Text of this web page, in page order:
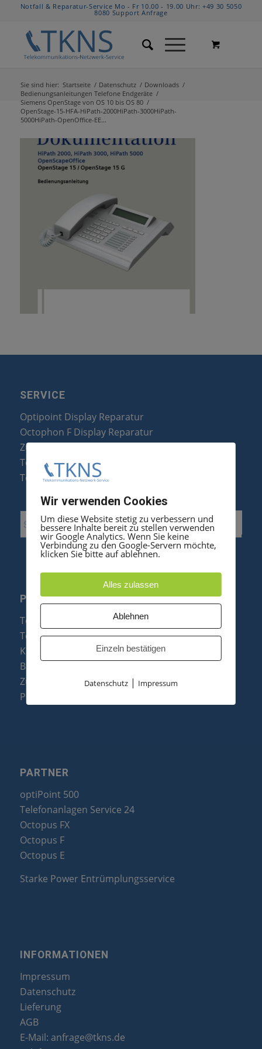
Notfall & Reparatur-Service Mo - Fr 10.00 - 19.00 Uhr:+49 30 5050
8080 Support Anfrage
Sie sind hier: Startseite / Datenschutz / Downloads /
Bedienungsanleitungen Telefone Endgeräte /
Siemens OpenStage von OS 10 bis OS 80 /
OpenStage-15-HFA-HiPath-2000HiPath-3000HiPath-
5000HiPath-OpenOffice-EE...
SERVICE
Optipoint Display Reparatur
Octophon F Display Reparatur
Zubehör & Ersatzteile
Telefonanlagen Optimierung
Telefonanlagen Erweiterung
PRODUKTE
Telefonanlagen
Telefone
Konftel Konferenztelefone
Baugruppen
Zubehör & Ersatzteile
Produktzusammenfassung
PARTNER
optiPoint 500
Telefonanlagen Service 24
Octopus FX
Octopus F
Octopus E
Starke Power Entrümplungsservice
INFORMATIONEN
Impressum
Datenschutz
Lieferung
AGB
E-Mail: anfrage@tkns.de
Wir verwenden Cookies
Um diese Website stetig zu verbessern und
bessere Inhalte bereit zu stellen verwenden
wir Google Analytics. Wenn Sie keine
Verbindung zu den Google-Servern möchte,
klicken Sie bitte auf ablehnen.
Alles zulassen
Ablehnen
Einzeln bestätigen
Datenschutz| Impressum